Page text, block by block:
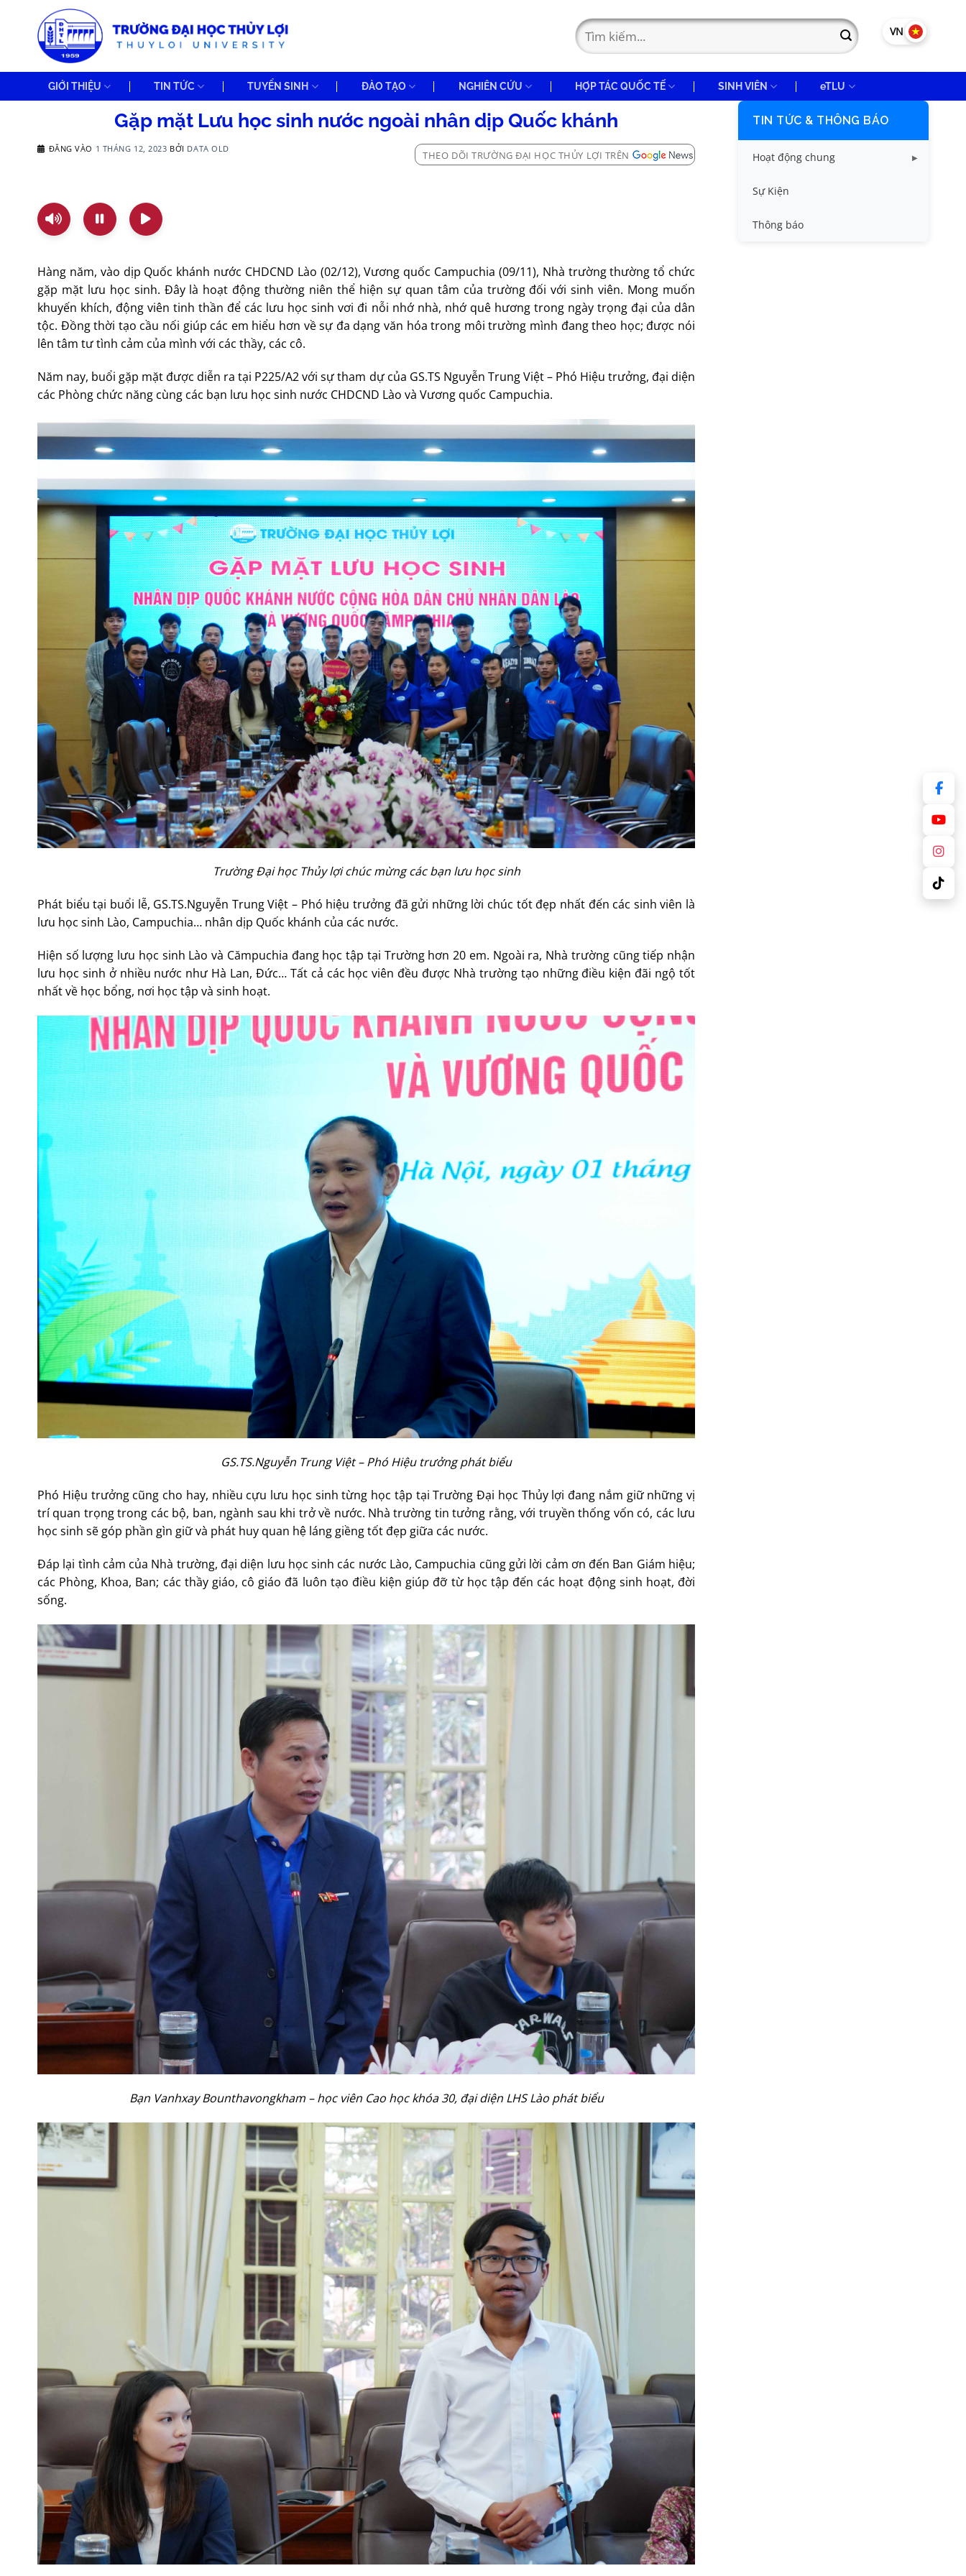
VN EN
GIỚI THIỆU TIN TỨC TUYỂN SINH ĐÀO TẠO NGHIÊN CỨU HỢP TÁC QUỐC TẾ SINH VIÊN eTLU
Gặp mặt Lưu học sinh nước ngoài nhân dịp Quốc khánh
ĐĂNG VÀO 1 THÁNG 12, 2023 BỞI DATA OLD
THEO DÕI TRƯỜNG ĐẠI HỌC THỦY LỢI TRÊN
Hàng năm, vào dịp Quốc khánh nước CHDCND Lào (02/12), Vương quốc Campuchia (09/11), Nhà trường thường tổ chức
gặp mặt lưu học sinh. Đây là hoạt động thường niên thể hiện sự quan tâm của trường đối với sinh viên. Mong muốn
khuyến khích, động viên tinh thần để các lưu học sinh vơi đi nỗi nhớ nhà, nhớ quê hương trong ngày trọng đại của dân
tộc. Đồng thời tạo cầu nối giúp các em hiểu hơn về sự đa dạng văn hóa trong môi trường mình đang theo học; được nói
lên tâm tư tình cảm của mình với các thầy, các cô.
Năm nay, buổi gặp mặt được diễn ra tại P225/A2 với sự tham dự của GS.TS Nguyễn Trung Việt – Phó Hiệu trưởng, đại diện
các Phòng chức năng cùng các bạn lưu học sinh nước CHDCND Lào và Vương quốc Campuchia.
Trường Đại học Thủy lợi chúc mừng các bạn lưu học sinh
Phát biểu tại buổi lễ, GS.TS.Nguyễn Trung Việt – Phó hiệu trưởng đã gửi những lời chúc tốt đẹp nhất đến các sinh viên là
lưu học sinh Lào, Campuchia… nhân dịp Quốc khánh của các nước.
Hiện số lượng lưu học sinh Lào và Cămpuchia đang học tập tại Trường hơn 20 em. Ngoài ra, Nhà trường cũng tiếp nhận
lưu học sinh ở nhiều nước như Hà Lan, Đức… Tất cả các học viên đều được Nhà trường tạo những điều kiện đãi ngộ tốt
nhất về học bổng, nơi học tập và sinh hoạt.
GS.TS.Nguyễn Trung Việt – Phó Hiệu trưởng phát biểu
Phó Hiệu trưởng cũng cho hay, nhiều cựu lưu học sinh từng học tập tại Trường Đại học Thủy lợi đang nắm giữ những vị
trí quan trọng trong các bộ, ban, ngành sau khi trở về nước. Nhà trường tin tưởng rằng, với truyền thống vốn có, các lưu
học sinh sẽ góp phần gìn giữ và phát huy quan hệ láng giềng tốt đẹp giữa các nước.
Đáp lại tình cảm của Nhà trường, đại diện lưu học sinh các nước Lào, Campuchia cũng gửi lời cảm ơn đến Ban Giám hiệu;
các Phòng, Khoa, Ban; các thầy giáo, cô giáo đã luôn tạo điều kiện giúp đỡ từ học tập đến các hoạt động sinh hoạt, đời
sống.
Bạn Vanhxay Bounthavongkham – học viên Cao học khóa 30, đại diện LHS Lào phát biểu
TIN TỨC & THÔNG BÁO
Hoạt động chung
Tin công tác sinh viên
Tin đào tạo
Sự Kiện
Thông báo